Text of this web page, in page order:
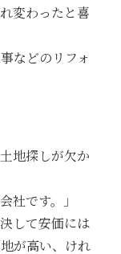
変わったと喜
などのリフォ
地探しが欠か
社です。」
して安価には
が高い、けれ